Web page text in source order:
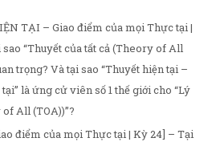
TẠI – Giao điểm của mọi Thực tại |
“Thuyết của tất cả (Theory of All
trọng? Và tại sao “Thuyết hiện tại –
là ứng cử viên số 1 thế giới cho “Lý
All (TOA))”?
điểm của mọi Thực tại | Kỳ 24] – Tại